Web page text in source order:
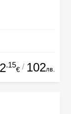
.15
€ / 102лв.